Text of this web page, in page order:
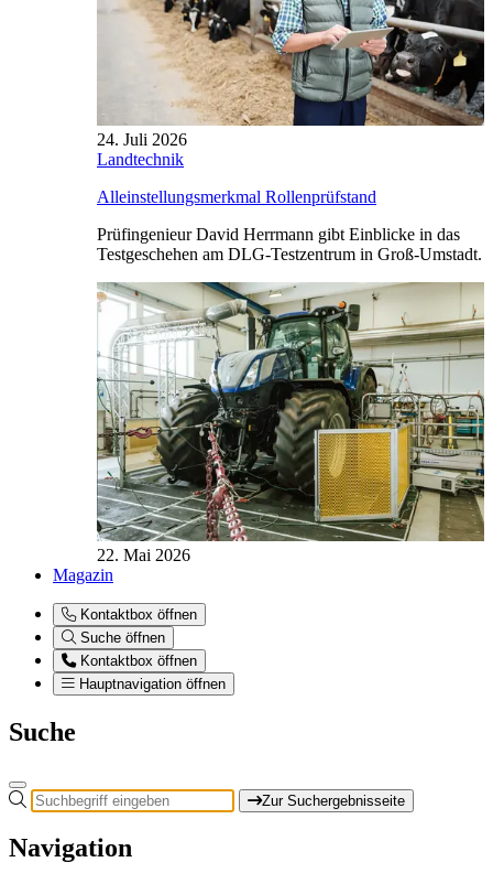
24. Juli 2026
Landtechnik
Alleinstellungsmerkmal Rollenprüfstand
Prüfingenieur David Herrmann gibt Einblicke in das
Testgeschehen am DLG-Testzentrum in Groß-Umstadt.
22. Mai 2026
Magazin
Kontaktbox öffnen
Suche öffnen
Kontaktbox öffnen
Hauptnavigation öffnen
Suche
Zur Suchergebnisseite
Navigation